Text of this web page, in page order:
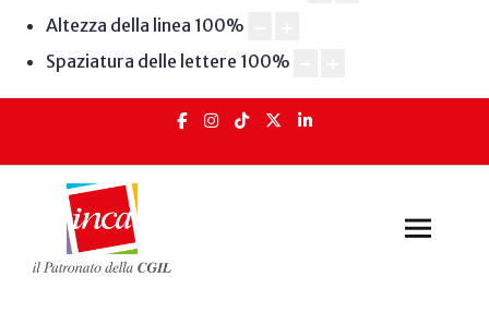
Altezza della linea 100%
Spaziatura delle lettere 100%